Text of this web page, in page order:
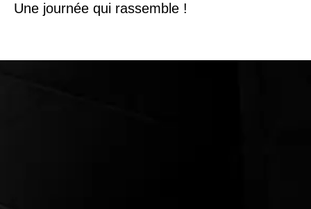
Une journée qui rassemble !